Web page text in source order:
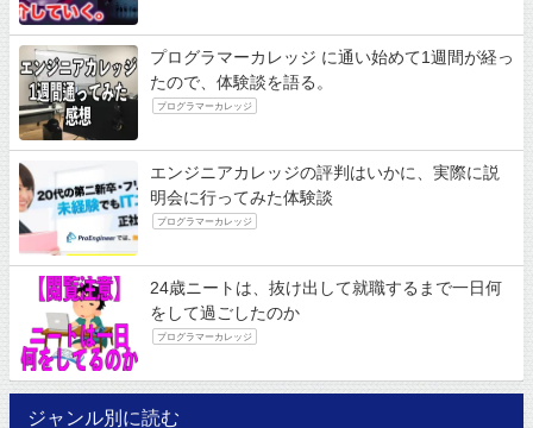
プログラマーカレッジ に通い始めて1週間が経っ
たので、体験談を語る。
プログラマーカレッジ
エンジニアカレッジの評判はいかに、実際に説
明会に行ってみた体験談
プログラマーカレッジ
24歳ニートは、抜け出して就職するまで一日何
をして過ごしたのか
プログラマーカレッジ
ジャンル別に読む